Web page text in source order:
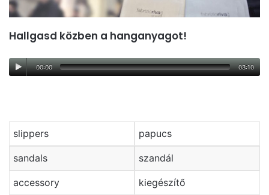
Hallgasd közben a hanganyagot!
00:00 03:10
slippers papucs
sandals szandál
accessory kiegészítő